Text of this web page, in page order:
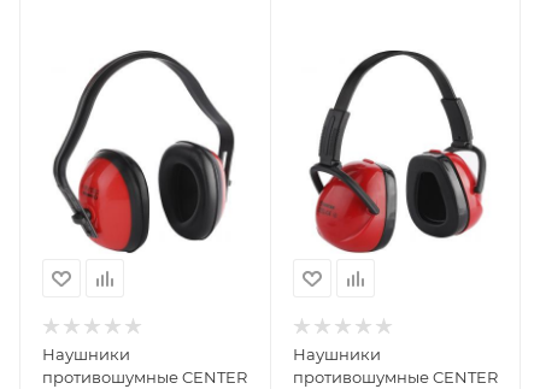
Наушники
противошумные CENTER
Наушники
противошумные CENTER